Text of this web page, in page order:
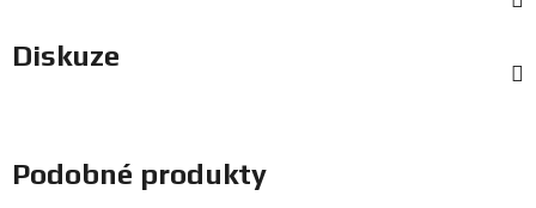
Diskuze
Podobné produkty